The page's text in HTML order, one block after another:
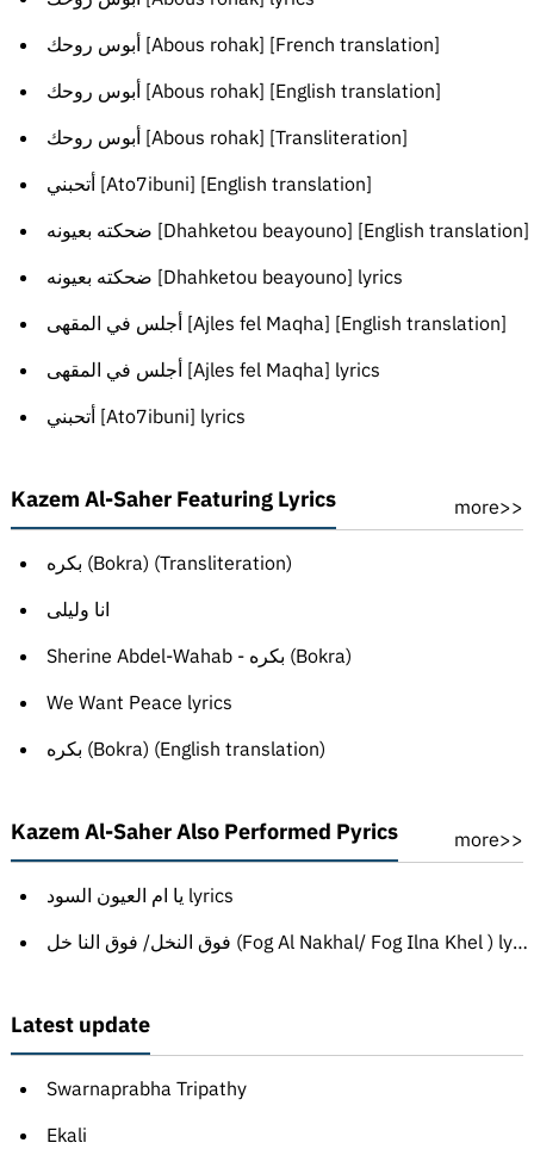
أبوس روحك [Abous rohak] [French translation]
أبوس روحك [Abous rohak] [English translation]
أبوس روحك [Abous rohak] [Transliteration]
أتحبني [Ato7ibuni] [English translation]
ضحكته بعيونه [Dhahketou beayouno] [English translation]
ضحكته بعيونه [Dhahketou beayouno] lyrics
أجلس في المقهى [Ajles fel Maqha] [English translation]
أجلس في المقهى [Ajles fel Maqha] lyrics
أتحبني [Ato7ibuni] lyrics
Kazem Al-Saher Featuring Lyrics more>>
بكره (Bokra) (Transliteration)
انا وليلى
Sherine Abdel-Wahab - بكره (Bokra)
We Want Peace lyrics
بكره (Bokra) (English translation)
Kazem Al-Saher Also Performed Pyrics more>>
يا ام العيون السود lyrics
فوق النخل/ فوق النا خل (Fog Al Nakhal/ Fog Ilna Khel ) lyrics
Latest update
Swarnaprabha Tripathy
Ekali